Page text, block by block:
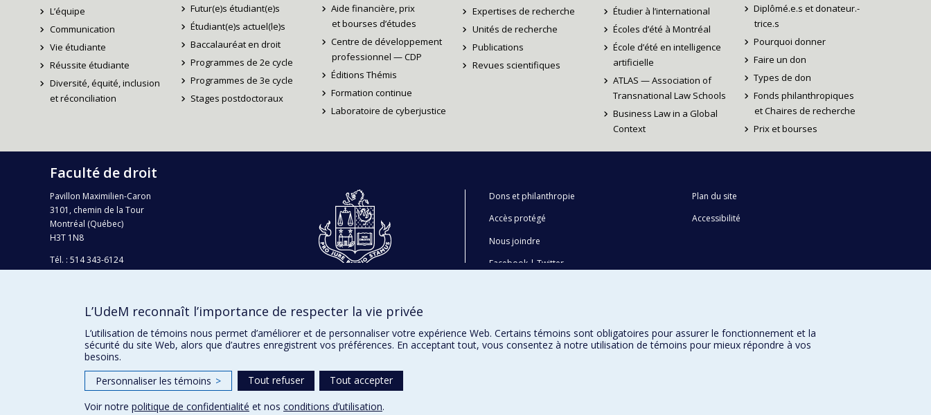
L’équipe
Communication
Vie étudiante
Réussite étudiante
Diversité, équité, inclusion
et réconciliation
Futur(e)s étudiant(e)s
Étudiant(e)s actuel(le)s
Baccalauréat en droit
Programmes de 2e cycle
Programmes de 3e cycle
Stages postdoctoraux
Aide financière, prix
et bourses d’études
Centre de développement
professionnel — CDP
Éditions Thémis
Formation continue
Laboratoire de cyberjustice
Expertises de recherche
Unités de recherche
Publications
Revues scientifiques
Étudier à l’international
Écoles d’été à Montréal
École d’été en intelligence
artificielle
ATLAS — Association of
Transnational Law Schools
Business Law in a Global
Context
Diplômé.e.s et donateur.-
trice.s
Pourquoi donner
Faire un don
Types de don
Fonds philanthropiques
et Chaires de recherche
Prix et bourses
Faculté de droit
Pavillon Maximilien-Caron
3101, chemin de la Tour
Montréal (Québec)
H3T 1N8
Tél. : 514 343-6124
Téléc.: 514 343-2199
Plan campus
Dons et philanthropie
Accès protégé
Nous joindre
Facebook |Twitter
Plan du site
Accessibilité
Confidentialité Conditions d’utilisation Paramètres des témoins
L’UdeM reconnaît l’importance de respecter la vie privée
L’utilisation de témoins nous permet d’améliorer et de personnaliser votre expérience Web. Certains témoins sont obligatoires pour assurer le fonctionnement et la
sécurité du site Web, alors que d’autres enregistrent vos préférences. En acceptant tout, vous consentez à notre utilisation de témoins pour mieux répondre à vos
besoins.
Personnaliser les témoins > Tout refuser
Tout accepter
Voir notre politique de confidentialité et nos conditions d’utilisation.